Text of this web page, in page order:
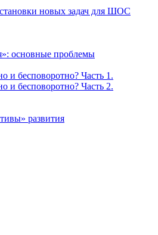
новых задач для ШОС
основные проблемы
и бесповоротно? Часть 1.
и бесповоротно? Часть 2.
развития